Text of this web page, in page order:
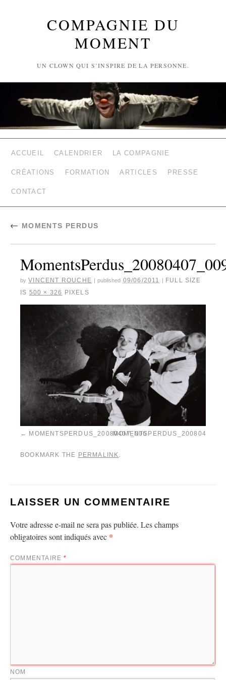
COMPAGNIE DU
MOMENT
UN CLOWN QUI S’INSPIRE DE LA PERSONNE.
ACCUEIL CALENDRIER LA COMPAGNIE
CRÉATIONS FORMATION ARTICLES PRESSE
CONTACT
← MOMENTS PERDUS
by VINCENT ROUCHE published 09/06/2011
FULL SIZE
IS 500 × 326 PIXELS
MOMENTSPERDUS_20080407_006
BOOKMARK THE PERMALINK.
LAISSER UN COMMENTAIRE
Votre adresse e-mail ne sera pas publiée. Les champs
obligatoires sont indiqués avec *
COMMENTAIRE*
NOM